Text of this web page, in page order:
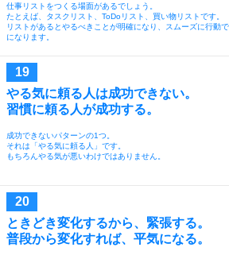
仕事リストをつくる場面があるでしょう。
たとえば、タスクリスト、ToDoリスト、買い物リストです。
リストがあるとやるべきことが明確になり、スムーズに行動
になります。
やる気に頼る人は成功できない。
習慣に頼る人が成功する。
成功できないパターンの1つ。
それは「やる気に頼る人」です。
もちろんやる気が悪いわけではありません。
ときどき変化するから、緊張する。
普段から変化すれば、平気になる。